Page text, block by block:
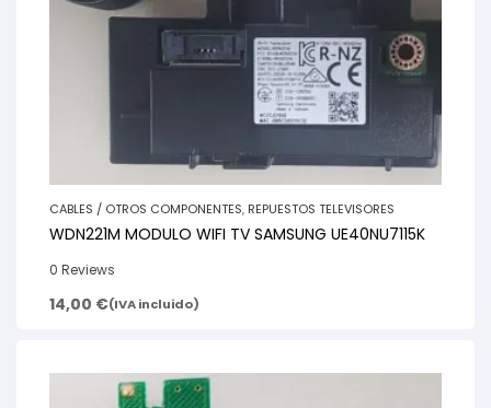
CABLES / OTROS COMPONENTES, REPUESTOS TELEVISORES
WDN221M MODULO WIFI TV SAMSUNG UE40NU7115K
0 Reviews
14,00 €(IVA incluido)